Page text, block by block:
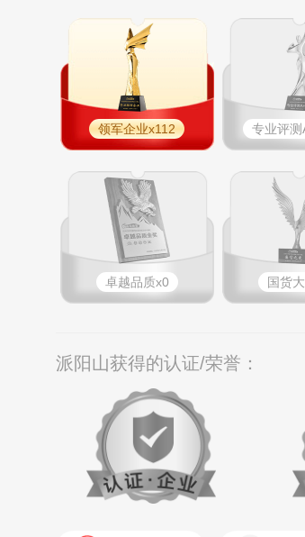
领军企业x112 专业​评测
卓越品质x0 国货
派阳山获得的认证/荣誉：